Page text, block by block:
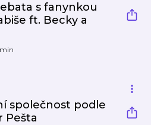
s fanynkou
ft. Becky a
společnost podle
Pešta